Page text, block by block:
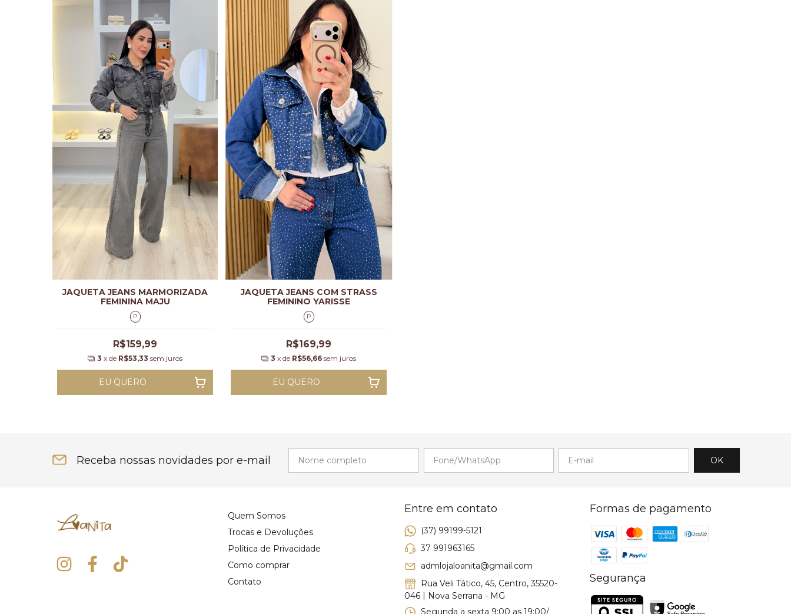
JAQUETA JEANS MARMORIZADA
FEMININA MAJU
P
R$159,99
3 x de R$53,33 sem juros
EU QUERO
JAQUETA JEANS COM STRASS
FEMININO YARISSE
P
R$169,99
3 x de R$56,66 sem juros
EU QUERO
Receba nossas novidades por e-mail
Quem Somos
Trocas e Devoluções
Política de Privacidade
Como comprar
Contato
Entre em contato
(37) 99199-5121
37 991963165
admlojaloanita@gmail.com
Rua Veli Tático, 45, Centro, 35520-
046 | Nova Serrana - MG
Segunda a sexta 9:00 as 19:00/
Formas de pagamento
Segurança